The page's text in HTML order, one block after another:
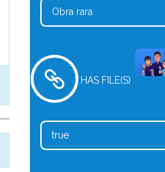
Obra rara
HAS FILE(S)
true